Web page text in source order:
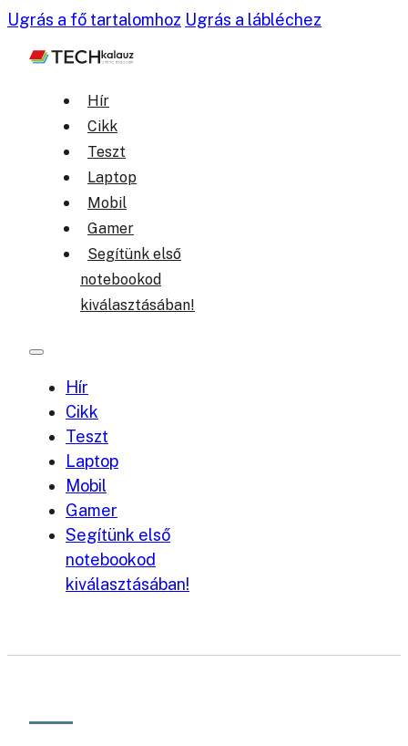
Ugrás a fő tartalomhoz Ugrás a lábléchez
Hír
Cikk
Teszt
Laptop
Mobil
Gamer
Segítünk első
notebookod
kiválasztásában!
Hír
Cikk
Teszt
Laptop
Mobil
Gamer
Segítünk első
notebookod
kiválasztásában!